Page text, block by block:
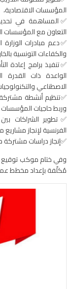
المؤسسات الاقتصادية،
✅المساهمة في
التعاون مع المؤسسات
✅دعم مبادرات
والكفاءات التونسية
✅تنفيذ برامج إعادة
الواعدة ذات القدرة
الاصطناعي
✅تنظيم أنشطة
وربط حاجيات المؤسسات
✅تطوير الشراكات
الفرنسية لإنجاز مشاريع
✅إنجاز دراسات مشتركة
وفي ختام موكب توقيع
مُكلّفة بإعداد مخطط